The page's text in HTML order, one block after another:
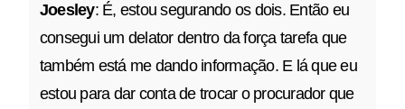
Joesley: É, estou segurando os dois. Então eu
consegui um delator dentro da força tarefa que
também está me dando informação. E lá que eu
estou para dar conta de trocar o procurador que